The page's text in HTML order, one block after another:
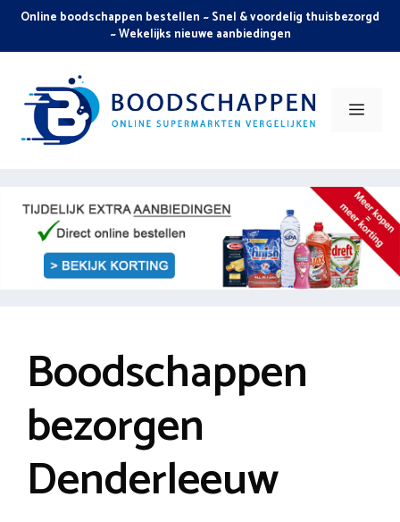
Skip
content
Online boodschappen bestellen ~ Snel & voordelig thuisbezorgd
~ Wekelijks nieuwe aanbiedingen
Menu
Boodschappen
bezorgen
Denderleeuw